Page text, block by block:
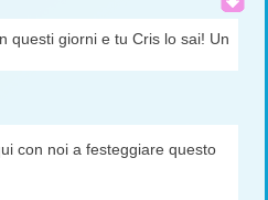
questi giorni e tu Cris lo sai! Un
con noi a festeggiare questo